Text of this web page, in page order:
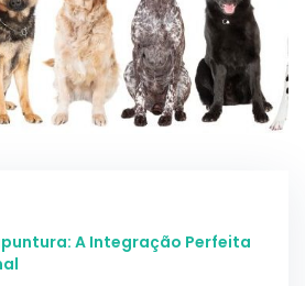
A Integração Perfeita